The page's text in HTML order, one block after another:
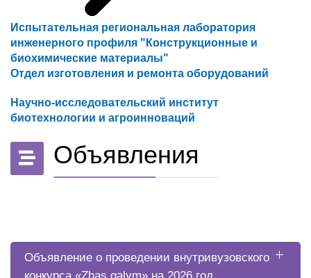
Испытательная региональная лаборатория
инженерного профиля "Конструкционные и
биохимические материалы"
Отдел изготовления и ремонта оборудований
Научно-исследовательский институт
биотехнологии и агроинноваций
Объявления
Объявление о проведении внутривузовского